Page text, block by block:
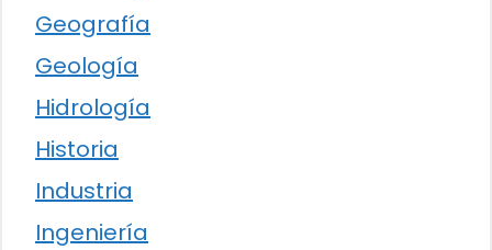
Geografía
Geología
Hidrología
Historia
Industria
Ingeniería